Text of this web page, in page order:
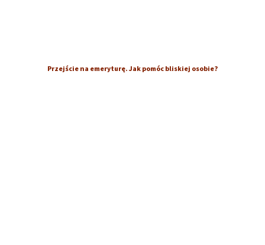
Przejście na emeryturę. Jak pomóc bliskiej osobie?